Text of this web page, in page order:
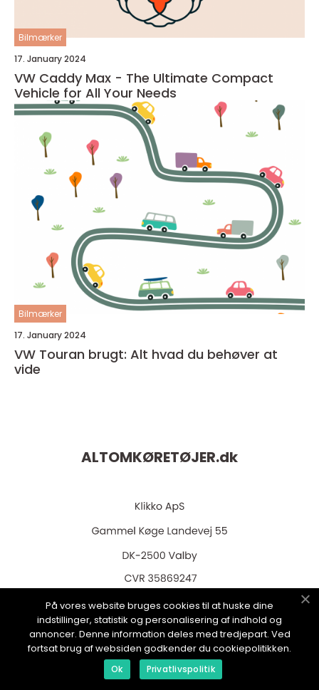
Bilmærker
17. January 2024
VW Caddy Max - The Ultimate Compact
Vehicle for All Your Needs
Bilmærker
17. January 2024
VW Touran brugt: Alt hvad du behøver at
vide
ALTOMKØRETØJER.dk
web: www.klikko.dk
Menu
På vores website bruges cookies til at huske dine
indstillinger, statistik og personalisering af indhold og
annoncer. Denne information deles med tredjepart. Ved
fortsat brug af websiden godkender du cookiepolitikken.
Ok Privatlivspolitik